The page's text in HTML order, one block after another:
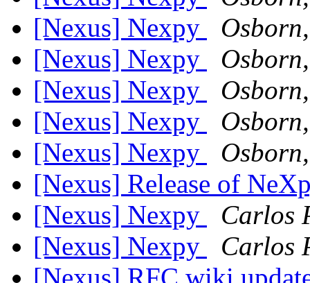
[Nexus] Nexpy
[Nexus] Nexpy
[Nexus] Nexpy
[Nexus] Nexpy
[Nexus] Nexpy
[Nexus] Release of
[Nexus] Nexpy
Carlos
[Nexus] Nexpy
Carlos